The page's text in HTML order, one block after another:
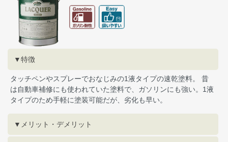
▼特徴
タッチペンやスプレーでおなじみの1液タイプの速乾塗料。 昔
は自動車補修にも使われていた塗料で、ガソリンにも強い。1液
タイプのため手軽に塗装可能だが、劣化も早い。
▼メリット・デメリット